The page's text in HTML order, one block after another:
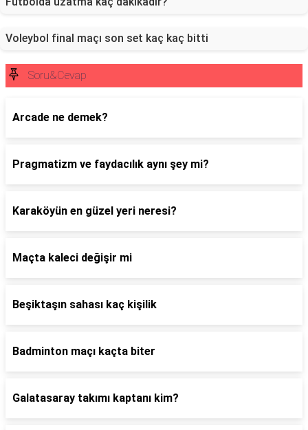
Voleybol final maçı son set kaç kaç bitti
Soru&Cevap
Arcade ne demek?
Pragmatizm ve faydacılık aynı şey mi?
Karaköyün en güzel yeri neresi?
Maçta kaleci değişir mi
Beşiktaşın sahası kaç kişilik
Badminton maçı kaçta biter
Galatasaray takımı kaptanı kim?